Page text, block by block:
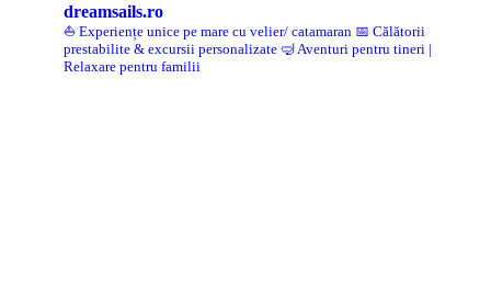
dreamsails.ro
⛵ Experiențe unice pe mare cu velier/ catamaran 📅 Călătorii
prestabilite & excursii personalizate 🤿 Aventuri pentru tineri |
Relaxare pentru familii